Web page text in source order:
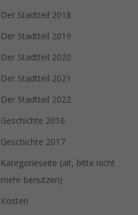
Der Stadtteil 2018
Der Stadtteil 2019
Der Stadtteil 2020
Der Stadtteil 2021
Der Stadtteil 2022
Geschichte 2016
Geschichte 2017
Kategorieseite (alt, bitte nicht
mehr benutzen)
Kosten